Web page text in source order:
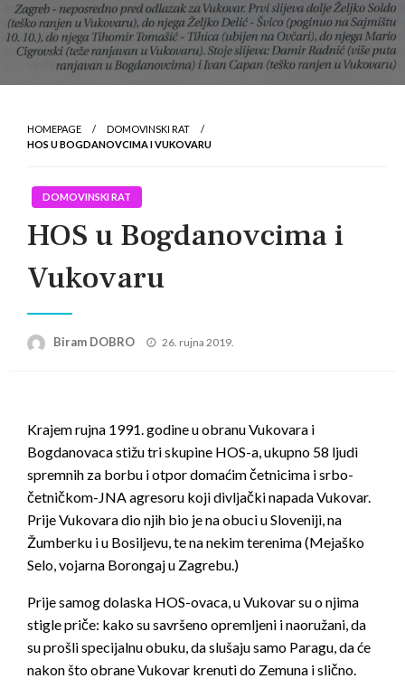
HOMEPAGE
DOMOVINSKI RAT
HOS U BOGDANOVCIMA I VUKOVARU
DOMOVINSKI RAT
HOS u Bogdanovcima i
Vukovaru
Biram DOBRO
Posted
26. rujna 2019.
Krajem rujna 1991. godine u obranu Vukovara i
Bogdanovaca stižu tri skupine HOS-a, ukupno 58 ljudi
spremnih za borbu i otpor domaćim četnicima i srbo-
četničkom-JNA agresoru koji divljački napada Vukovar.
Prije Vukovara dio njih bio je na obuci u Sloveniji, na
Žumberku i u Bosiljevu, te na nekim terenima (Mejaško
Selo, vojarna Borongaj u Zagrebu.)
Prije samog dolaska HOS-ovaca, u Vukovar su o njima
stigle priče: kako su savršeno opremljeni i naoružani, da
su prošli specijalnu obuku, da slušaju samo Paragu, da će
nakon što obrane Vukovar krenuti do Zemuna i slično.